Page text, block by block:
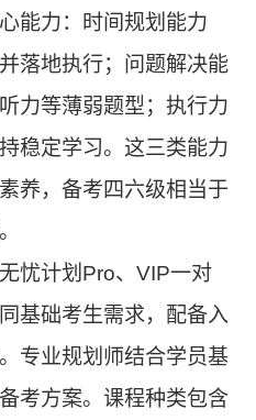
能力：时间规划能力
落地执行；问题解决能
力等薄弱题型；执行力
稳定学习。这三类能力
养，备考四六级相当于
忧计划Pro、VIP一对
基础考生需求，配备入
专业规划师结合学员基
考方案。课程种类包含